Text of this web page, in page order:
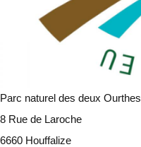
Parc naturel des deux Ourthes
8 Rue de Laroche
6660 Houffalize